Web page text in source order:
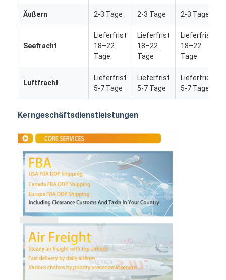
Startseite
Produkte
Über uns
Fabrik Tour
Äußern 2-3 Tage 2-3 Tage 2-3 Tage
Seefracht
Lieferfrist
18–22
Tage
Lieferfrist
18–22
Tage
Lieferfrist
18–22
Tage
Luftfracht
Lieferfrist
5-7 Tage
Lieferfrist
5-7 Tage
Lieferfrist
5-7 Tage
Kerngeschäftsdienstleistungen